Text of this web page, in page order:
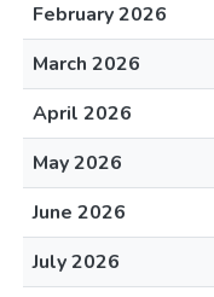
February 2026
March 2026
April 2026
May 2026
June 2026
July 2026